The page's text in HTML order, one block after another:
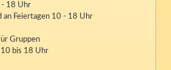
- 18 Uhr
an Feiertagen 10 - 18 Uhr
Gruppen
10 bis 18 Uhr